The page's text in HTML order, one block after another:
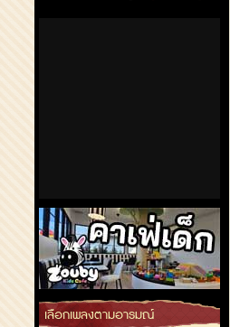
คาเฟ่เด็กลำลูกกา
เลือกเพลงตามอารมณ์